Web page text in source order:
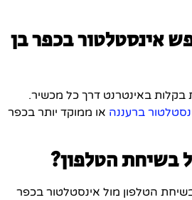
אינסטלטור בכפר בן
באינטרנט דרך כל מכשיר.
ברעננה או ממוקד יותר בכפר
בשיחת הטלפון?
הטלפון מול אינסטלטור בכפר